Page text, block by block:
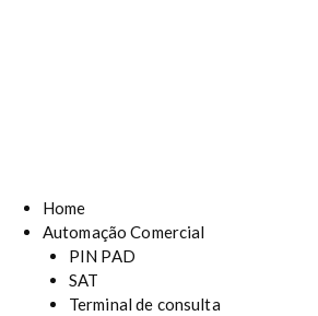
Home
Automação Comercial
PIN PAD
SAT
Terminal de consulta